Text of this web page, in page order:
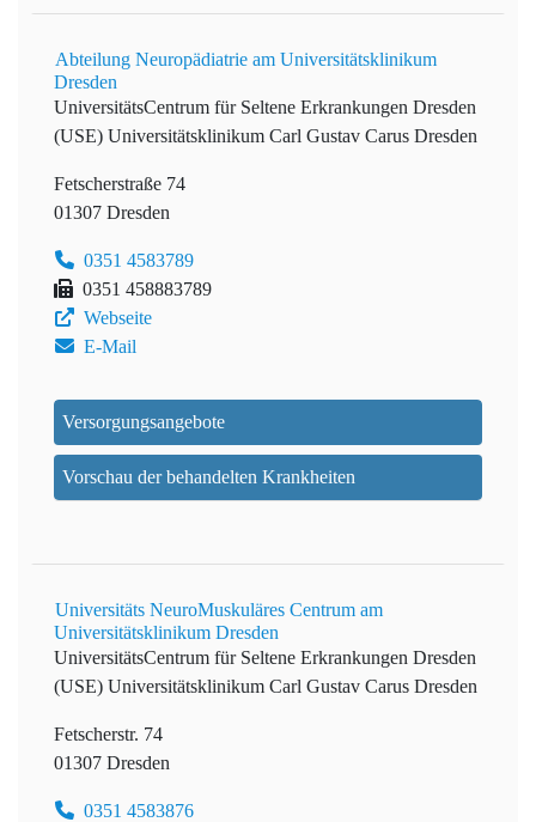
Abteilung Neuropädiatrie am Universitätsklinikum
Dresden
UniversitätsCentrum für Seltene Erkrankungen Dresden
(USE) Universitätsklinikum Carl Gustav Carus Dresden
Fetscherstraße 74
01307 Dresden
0351 4583789
0351 458883789
Webseite
E-Mail
Versorgungsangebote
Vorschau der behandelten Krankheiten
Universitäts NeuroMuskuläres Centrum am
Universitätsklinikum Dresden
UniversitätsCentrum für Seltene Erkrankungen Dresden
(USE) Universitätsklinikum Carl Gustav Carus Dresden
Fetscherstr. 74
01307 Dresden
0351 4583876